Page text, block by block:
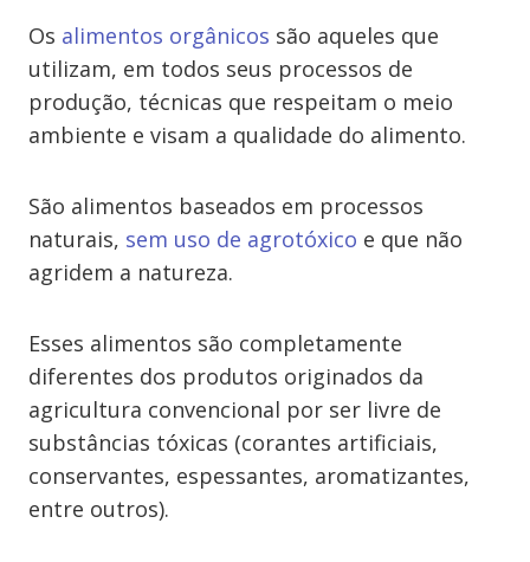
Os alimentos orgânicos são aqueles que
utilizam, em todos seus processos de
produção, técnicas que respeitam o meio
ambiente e visam a qualidade do alimento.
São alimentos baseados em processos
naturais, sem uso de agrotóxico e que não
agridem a natureza.
Esses alimentos são completamente
diferentes dos produtos originados da
agricultura convencional por ser livre de
substâncias tóxicas (corantes artificiais,
conservantes, espessantes, aromatizantes,
entre outros).